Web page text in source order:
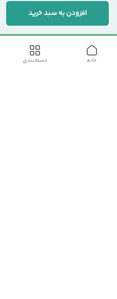
افزودن به سبد خرید
دسته‌بندی خانه